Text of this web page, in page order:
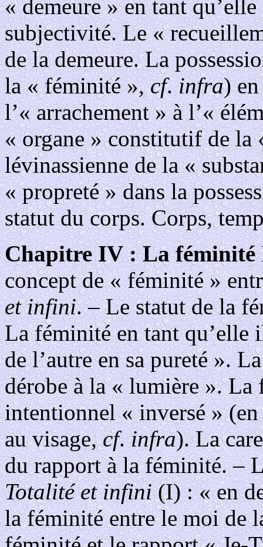
« demeure » en tant
subjectivité. Le «
de la demeure. La
la « féminité »,cf.infra)
l’« arrachement » à l’«
« organe » constitutif de
lévinassienne de la «
« propreté » dans la
statut du corps. Corps,
Chapitre IV : La féminité
concept de « féminité »
et infini. – Le statut de la
La féminité en tant qu’elle
de l’autre en sa pureté ».
dérobe à la « lumière ».
intentionnel « inversé »
au visage,cf.infra). La
du rapport à la féminité. –
Totalité et infini(I) : « en
la féminité entre le moi de